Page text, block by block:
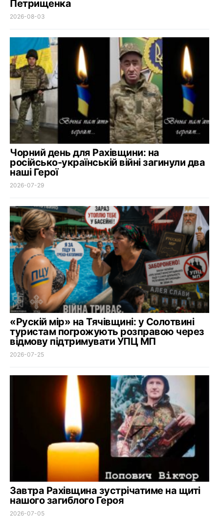
Петрищенка
2026-08-03
Чорний день для Рахівщини: на
російсько-українській війні загинули два
наші Герої
2026-07-29
«Рускій мір» на Тячівщині: у Солотвині
туристам погрожують розправою через
відмову підтримувати УПЦ МП
2026-07-25
Завтра Рахівщина зустрічатиме на щиті
нашого загиблого Героя
2026-07-05